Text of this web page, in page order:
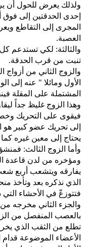
ولذلك يعرض للحول أن
إحدى الحدقتين إلى
المجرى إلى التقاطع
العصبة‏.‏
والثالثة‏:‏ لكي تستدعم
تنبت من قرب الحدقة‏.‏
والزوج الثاني من
الأول ومائلا ‏"‏ عنه إلى
المشتملة على المقلة
وهذا الزوج غليظ جداً
فيقوى على التحريك
إلى تحريك عضو كبير
يحتاج إلى معين غيره
وأما الزوج الثالث‏:‏
ومؤخره من لدن قاعدة
يفارقه ويتشعب أربع
الذي نذكره بعد وتأخذ
فتتوزعّ في الأحشاء
والجزء الثاني مخرجه
بالعصب المنفصل من
تطلع من الثقب الذي
الأعضاء الموضوعة